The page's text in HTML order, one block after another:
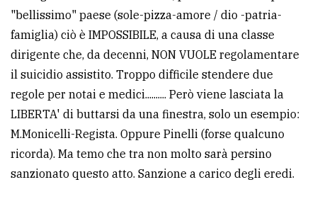
Per
la
tua
pubblicità
CERCA
Cerca
per
"bellissimo" paese (sole-pizza-amore / dio -patria-
famiglia) ciò è IMPOSSIBILE, a causa di una classe
dirigente che, da decenni, NON VUOLE regolamentare
il suicidio assistito. Troppo difficile stendere due
regole per notai e medici.......... Però viene lasciata la
LIBERTA' di buttarsi da una finestra, solo un esempio:
M.Monicelli-Regista. Oppure Pinelli (forse qualcuno
ricorda). Ma temo che tra non molto sarà persino
sanzionato questo atto. Sanzione a carico degli eredi.